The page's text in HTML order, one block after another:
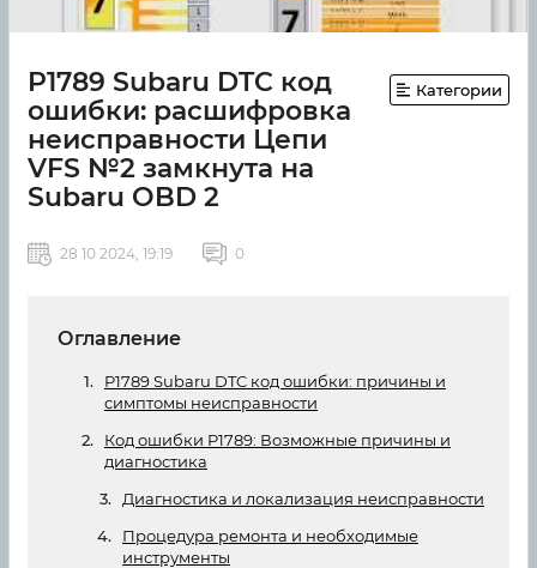
P1789 Subaru DTC код
ошибки: расшифровка
неисправности Цепи
VFS №2 замкнута на
Subaru OBD 2
Категории
28 10 2024, 19:19 0
Оглавление
P1789 Subaru DTC код ошибки: причины и
симптомы неисправности
Код ошибки P1789: Возможные причины и
диагностика
Диагностика и локализация неисправности
Процедура ремонта и необходимые
инструменты